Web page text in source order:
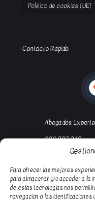
Para ofrecer las mejores
para almacenar y/o acceder a la
de estas tecnologías nos
navegación o las
Política de cookies (UE)
Contacto Rápido
Abogados
686 982 949
91 116 67 58